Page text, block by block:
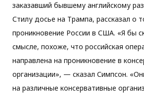
заказавший бывшему английскому
Стилу досье на Трампа, рассказал о
проникновение России в США. «Я бы
смысле, похоже, что российская
направлена ​​на проникновение в
организации», — сказал Симпсон.
на различные консервативные